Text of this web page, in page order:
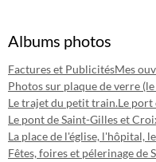
Albums photos
Factures et PublicitésMes
Photos sur plaque de verre
Le trajet du petit train.Le port
Le pont de Saint-Gilles et
La place de l'église, l'hôpital,
Fêtes, foires et pélerinage de